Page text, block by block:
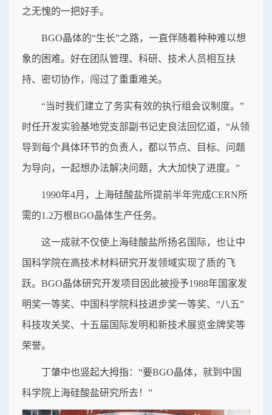
之无愧的一把好手。
BGO晶体的“生长”之路，一直伴随着种种难以想
象的困难。好在团队管理、科研、技术人员相互扶
持、密切协作，闯过了重重难关。
“当时我们建立了务实有效的执行组会议制度。”
时任开发实验基地党支部副书记史良法回忆道，“从领
导到每个具体环节的负责人，都以节点、目标、问题
为导向，一起想办法解决问题，大大加快了进度。”
1990年4月，上海硅酸盐所提前半年完成CERN所
需的1.2万根BGO晶体生产任务。
这一成就不仅使上海硅酸盐所扬名国际，也让中
国科学院在高技术材料研究开发领域实现了质的飞
跃。BGO晶体研究开发项目因此被授予1988年国家发
明奖一等奖、中国科学院科技进步奖一等奖、“八五”
科技攻关奖、十五届国际发明和新技术展览金牌奖等
荣誉。
丁肇中也竖起大拇指：“要BGO晶体，就到中国
科学院上海硅酸盐研究所去！”